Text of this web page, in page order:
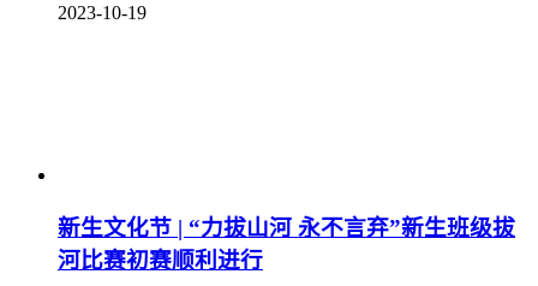
2023-10-19
新生文化节 | “力拔山河 永不言弃”新生班级拔
河比赛初赛顺利进行